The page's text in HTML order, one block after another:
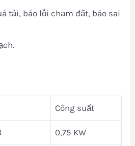
tải, báo lỗi chạm đất, báo sai
Công suất
0,75 KW